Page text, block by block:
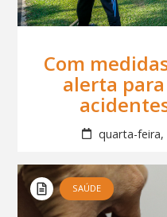
Com
alerta
quarta-feira,
SAÚDE